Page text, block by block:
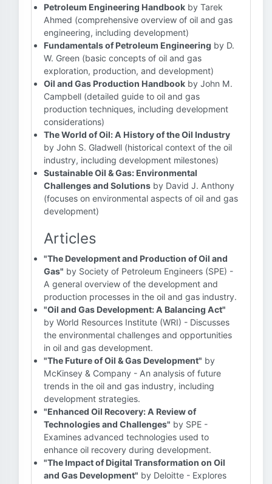
Petroleum Engineering Handbook by Tarek
Ahmed (comprehensive overview of oil and gas
engineering, including development)
Fundamentals of Petroleum Engineering by D.
W. Green (basic concepts of oil and gas
exploration, production, and development)
Oil and Gas Production Handbook by John M.
Campbell (detailed guide to oil and gas
production techniques, including development
considerations)
The World of Oil: A History of the Oil Industry
by John S. Gladwell (historical context of the oil
industry, including development milestones)
Sustainable Oil & Gas: Environmental
Challenges and Solutions by David J. Anthony
(focuses on environmental aspects of oil and gas
development)
Articles
"The Development and Production of Oil and
Gas" by Society of Petroleum Engineers (SPE) -
A general overview of the development and
production processes in the oil and gas industry.
"Oil and Gas Development: A Balancing Act"
by World Resources Institute (WRI) - Discusses
the environmental challenges and opportunities
in oil and gas development.
"The Future of Oil & Gas Development" by
McKinsey & Company - An analysis of future
trends in the oil and gas industry, including
development strategies.
"Enhanced Oil Recovery: A Review of
Technologies and Challenges" by SPE -
Examines advanced technologies used to
enhance oil recovery during development.
"The Impact of Digital Transformation on Oil
and Gas Development" by Deloitte - Explores